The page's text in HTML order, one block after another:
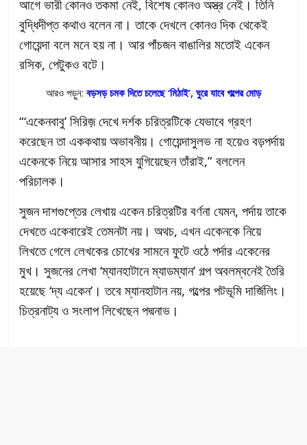
আগে ভারী কোনও তকমা নেই, বিশেষ কোনও অস্ত্র নেই। তিনি
বুদ্ধিদীপ্ত কথাও বলেন না। তাকে দেখলে কোনও দিক থেকেই
গোয়েন্দা বলে মনে হয় না। আর পাঁচজন বাঙালির মতোই একেন
রসিক, পেটুকও বটে।
আরও পড়ুন: বড়সড় চমক দিতে চলেছে ‘মিঠাই’, ঘুরে যাবে গল্পের মোড়
“‘একেনবাবু’ সিরিজ় দেখে দর্শক চরিত্রটিকে যেভাবে গ্রহণ
করেছেন তা এককথায় অভাবনীয়। গোয়েন্দাসুলভ না হয়েও বড়পর্দায়
একেনকে নিয়ে আসার সাহস যুগিয়েছেন তাঁরাই,” বললেন
পরিচালক।
সুজন দাশগুপ্তের লেখায় একেন চরিত্রটির বর্ণনা যেমন, পর্দায় তাকে
দেখতে একেবারেই তেমনটা নয়। অথচ, এখন একেনকে নিয়ে
লিখতে গেলে লেখকের চোখের সামনে ফুটে ওঠে পর্দার একেনের
মুখ। সুজনের লেখা ‘ম্যানহাটানে ম্যাডম্যান’ গল্প অবলম্বনেই তৈরি
হয়েছে ‘দ্য একেন’। তবে ম্যানহাটান নয়, গল্পের পটভূমি দার্জিলিং।
চিত্রনাট্য ও সংলাপ লিখেছেন পদ্মনাভ।